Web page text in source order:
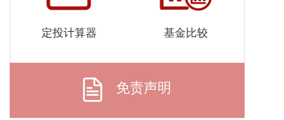
07-20
0.6244 0.6244
定投计算器 基金比较
免责声明